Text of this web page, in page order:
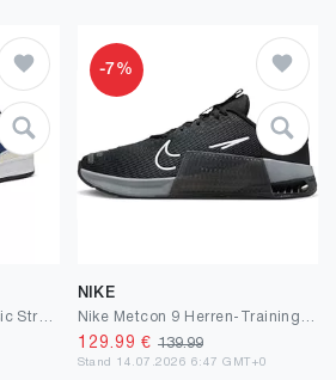
Puma Unisex Court Classic StreetSneaker
-7%
NIKE
129.99 € 139.99
Stand 14.07.2026 6:47 GMT+0